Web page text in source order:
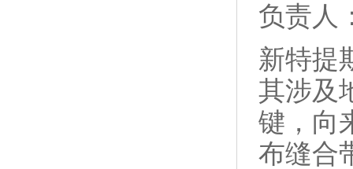
负责人
新特提
其涉及
键，向
布缝合